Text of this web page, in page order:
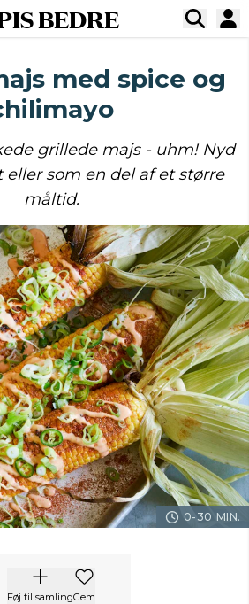
BEDRE
med spice og
grillede majs - uhm! Nyd
som en del af et større
måltid.
0-30 MIN.
Føj til samlingGem